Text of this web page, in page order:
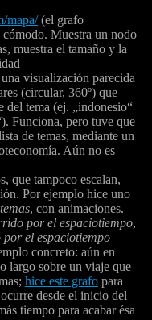
mapa/(el grafo
Muestra un nodo
muestra el tamaño y la
visualización parecida
(circular, 360º) que
del tema (ej. „indonesio“
Funciona, pero tuve que
de temas, mediante un
Aún no es
que tampoco escalan,
Por ejemplo hice uno
, con animaciones.
por el espaciotiempo,
el espaciotiempo
concreto: aún en
largo sobre un viaje que
hice este grafopara
desde el inicio del
tiempo para acabar ésa